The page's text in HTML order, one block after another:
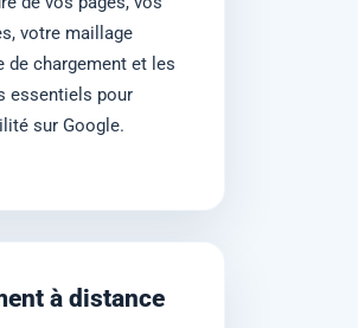
votre maillage
de chargement et les
essentiels pour
sur Google.
à distance